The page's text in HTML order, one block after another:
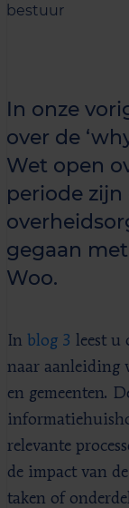
bestuur
In onze
over de
Wet open
periode zijn
gegaan
Woo.
In blog 3 leest u
naar aanleiding
en gemeenten.
relevante
de impact van
taken of